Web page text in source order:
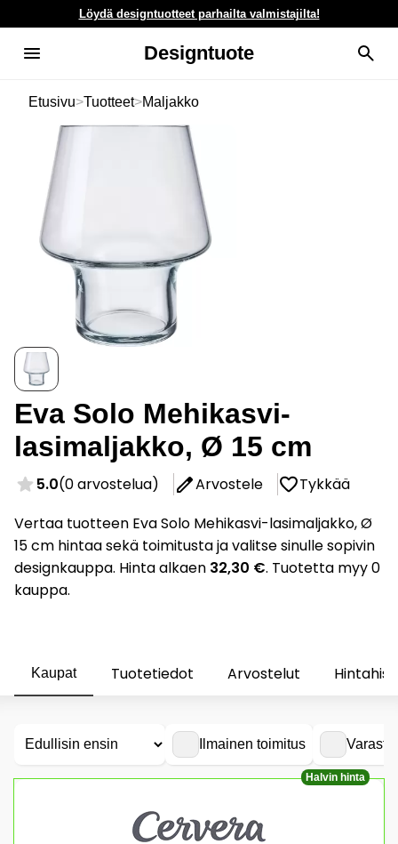
Löydä designtuotteet parhailta valmistajilta!
Designtuote
Etusivu>Tuotteet>Maljakko
Eva Solo Mehikasvi-
lasimaljakko, Ø 15 cm
5.0(0 arvostelua) Arvostele
Tykkää
Vertaa tuotteen Eva Solo Mehikasvi-lasimaljakko, Ø
15 cm hintaa sekä toimitusta ja valitse sinulle sopivin
designkauppa. Hinta alkaen 32,30 €. Tuotetta myy 0
kauppa.
Kaupat Tuotetiedot Arvostelut
Ilmainen toimitus
Halvin hinta